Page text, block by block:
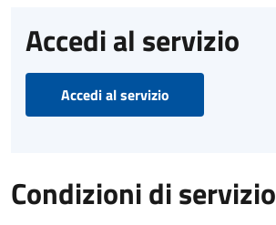
Accedi al servizio
Accedi al servizio
Condizioni di servizio